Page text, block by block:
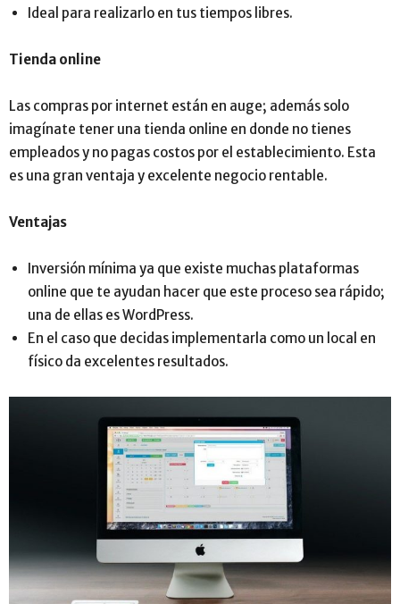
Ideal para realizarlo en tus tiempos libres.
Tienda online
Las compras por internet están en auge; además solo
imagínate tener una tienda online en donde no tienes
empleados y no pagas costos por el establecimiento. Esta
es una gran ventaja y excelente negocio rentable.
Ventajas
Inversión mínima ya que existe muchas plataformas
online que te ayudan hacer que este proceso sea rápido;
una de ellas es WordPress.
En el caso que decidas implementarla como un local en
físico da excelentes resultados.